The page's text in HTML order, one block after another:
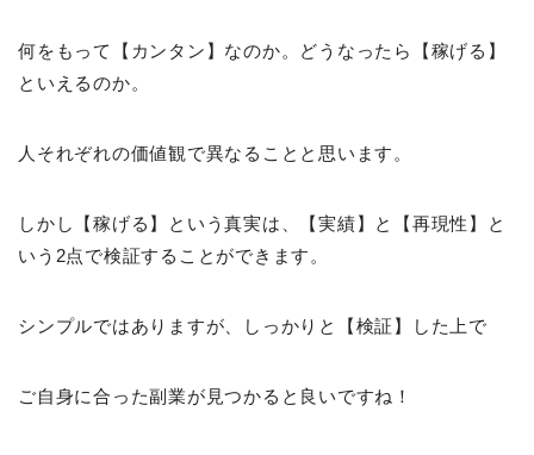
何をもって【カンタン】なのか。どうなったら【稼げる】
といえるのか。
人それぞれの価値観で異なることと思います。
しかし【稼げる】という真実は、【実績】と【再現性】と
いう2点で検証することができます。
シンプルではありますが、しっかりと【検証】した上で
ご自身に合った副業が見つかると良いですね！